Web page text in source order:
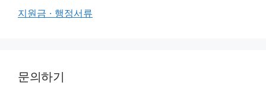
지원금 · 행정서류
문의하기